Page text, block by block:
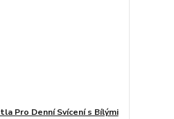
Pro Denní Svícení s Bílými